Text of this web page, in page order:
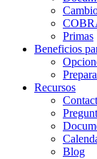
Primas
Beneficios
Recursos
Blog